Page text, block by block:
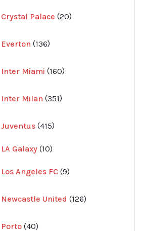
Crystal Palace 20
produkter
Everton 136
produkter
Inter Miami 160
produkter
Inter Milan 351
produkter
Juventus 415
produkter
LA Galaxy 1010
Los Angeles FC 9
produkter
Newcastle United 126
produkter
Porto 40